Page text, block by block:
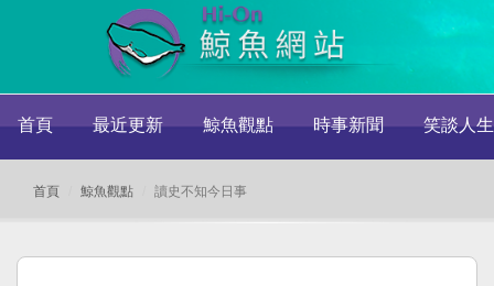
首頁 最近更新 鯨魚觀點 時事新聞 笑談人生
首頁 鯨魚觀點 讀史不知今日事